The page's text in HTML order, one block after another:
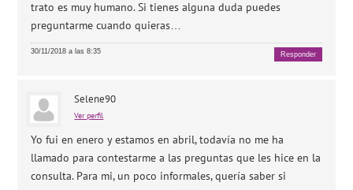
trato es muy humano. Si tienes alguna duda puedes
preguntarme cuando quieras…
30/11/2018 a las 8:35 Responder
Selene90
Ver perfil
Yo fui en enero y estamos en abril, todavía no me ha
llamado para contestarme a las preguntas que les hice en la
consulta. Para mi, un poco informales, quería saber si